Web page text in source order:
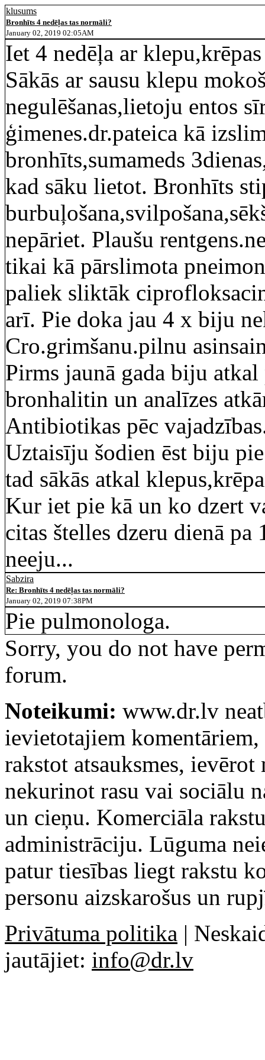
klusums
Bronhīts 4 nedēļas tas normāli?
January 02, 2019 02:05AM
Iet 4 nedēļa ar
Sākās ar sausu klepu
negulēšanas,lietoju entos
ģimenes.dr.pateica kā
bronhīts,sumameds
kad sāku lietot. Bronhīts
nepāriet. Plaušu
tikai kā pārslimota
paliek sliktāk
arī. Pie doka jau 4 x biju
Cro.grimšanu.pilnu
Pirms jaunā gada biju
bronhalitin un analīzes
Antibiotikas pēc
Uztaisīju šodien ēst biju
tad sākās atkal
Kur iet pie kā un ko dzert
citas štelles dzeru dienā
neeju...
Sabzira
Re: Bronhīts 4 nedēļas tas normāli?
January 02, 2019 07:38PM
Pie pulmonologa.
Sorry, you do not have
forum.
Noteikumi: www.dr.lv
ievietotajiem
rakstot atsauksmes,
nekurinot rasu vai sociālu
un cieņu. Komerciāla
administrāciju. Lūguma
patur tiesības liegt rakstu
personu aizskarošus un
Privātuma politika |
jautājiet: info@dr.lv